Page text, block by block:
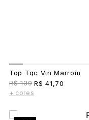
Top Tqc Vin Marrom
R$ 139 R$ 41,70
+ cores